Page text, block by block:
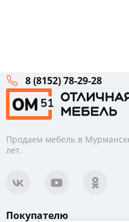
8 (8152) 78-29-28
Продаем мебель в
лет.
Покупателю